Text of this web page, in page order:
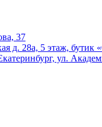
37
д. 28а, 5 этаж, бутик
ул.